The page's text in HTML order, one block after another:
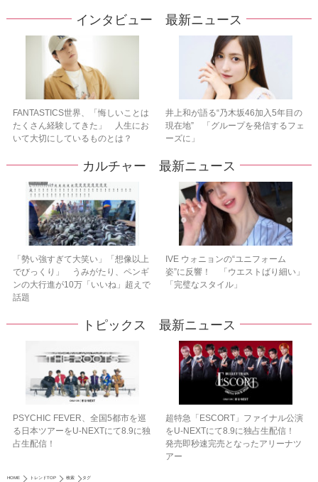
インタビュー 最新ニュース
FANTASTICS世界、「悔しいことは
たくさん経験してきた」 人生にお
いて大切にしているものとは？
井上和が語る“乃木坂46加入5年目の
現在地” 「グループを発信するフェ
ーズに」
カルチャー 最新ニュース
「勢い強すぎて大笑い」「想像以上
でびっくり」 うみがたり、ペンギ
ンの大行進が10万「いいね」超えで
話題
IVE ウォニョンの“ユニフォーム
姿”に反響！ 「ウエストばり細い」
「完璧なスタイル」
トピックス 最新ニュース
PSYCHIC FEVER、全国5都市を巡
る日本ツアーをU‐NEXTにて8.9に独
占生配信！
超特急「ESCORT」ファイナル公演
をU-NEXTにて8.9に独占生配信！
発売即秒速完売となったアリーナツ
アー
HOME トレンドTOP 検索 タグ